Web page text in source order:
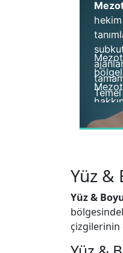
Yüz &
Yüz &
çizgilerinin